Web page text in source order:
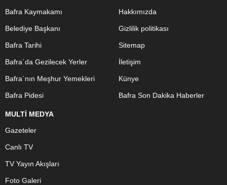
Bafra Kaymakamı
Belediye Başkanı
Bafra Tarihi
Bafra`da Gezilecek Yerler
Bafra`nın Meşhur Yemekleri
Bafra Pidesi
Hakkımızda
Gizlilik politikası
Sitemap
İletişim
Künye
Bafra Son Dakika Haberler
MULTİ MEDYA
Gazeteler
Canlı TV
TV Yayın Akışları
Foto Galeri